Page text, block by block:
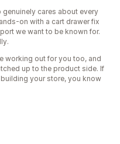
cares about every
on with a cart drawer fix
we want to be known for.
working out for you too, and
up to the product side. If
your store, you know